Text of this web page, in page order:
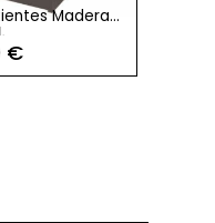
Madera
de Kesta
€